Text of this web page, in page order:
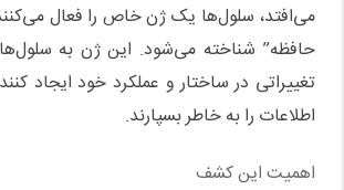
می‌افتد، سلول‌ها یک ژن خاص را فعال
حافظه” شناخته می‌شود. این ژن به
تغییراتی در ساختار و عملکرد خود ایجاد
اطلاعات را به خاطر بسپارند.
اهمیت این کشف